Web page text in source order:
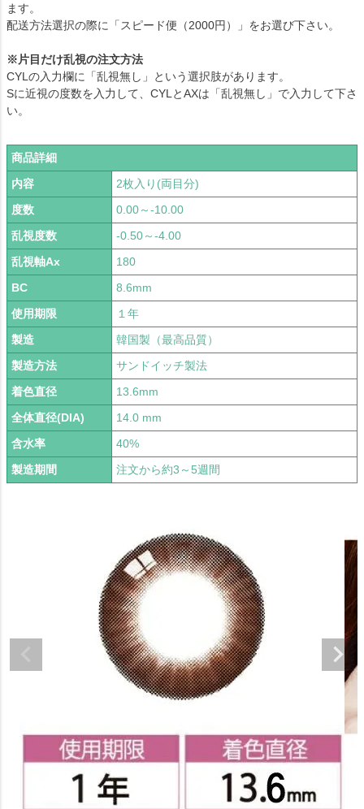
ます。
配送方法選択の際に「スピード便（2000円）」をお選び下さい。
※片目だけ乱視の注文方法
CYLの入力欄に「乱視無し」という選択肢があります。
Sに近視の度数を入力して、CYLとAXは「乱視無し」で入力して下さ
い。
商品詳細
内容
2枚入り(両目分)
度数
0.00～-10.00
乱視度数
-0.50～-4.00
乱視軸Ax
180
BC
8.6mm
使用期限
１年
製造
韓国製（最高品質）
製造方法
サンドイッチ製法
着色直径
13.6mm
全体直径(DIA)
14.0 mm
含水率
40%
製造期間
注文から約3～5週間